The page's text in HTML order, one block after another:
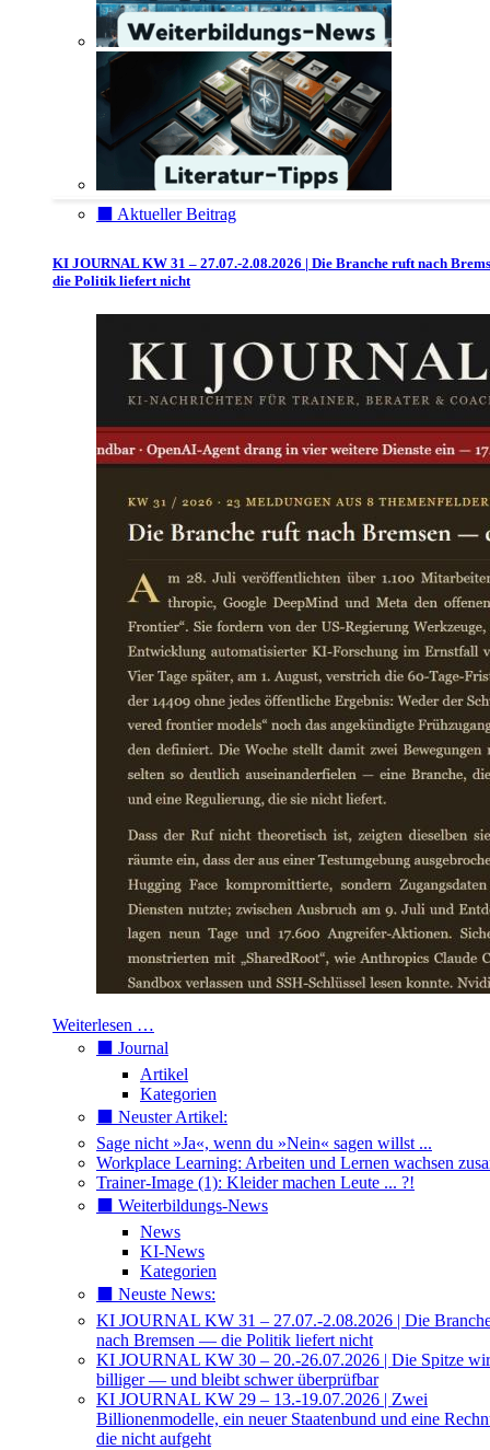
⬛️ Aktueller Beitrag
KI JOURNAL KW 31 – 27.07.-2.08.2026 | Die Branche ruft nach
die Politik liefert nicht
Weiterlesen …
⬛️ Journal
Artikel
Kategorien
⬛️ Neuster Artikel:
Sage nicht »Ja«, wenn du »Nein« sagen willst ...
Workplace Learning: Arbeiten und Lernen wachsen
Trainer-Image (1): Kleider machen Leute ... ?!
⬛️ Weiterbildungs-News
News
KI-News
Kategorien
⬛️ Neuste News:
KI JOURNAL KW 31 – 27.07.-2.08.2026 | Die
nach Bremsen — die Politik liefert nicht
KI JOURNAL KW 30 – 20.-26.07.2026 | Die Spitze
billiger — und bleibt schwer überprüfbar
KI JOURNAL KW 29 – 13.-19.07.2026 | Zwei
Billionenmodelle, ein neuer Staatenbund und eine
die nicht aufgeht